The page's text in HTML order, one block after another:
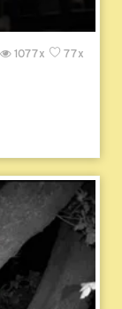
77x
1077x